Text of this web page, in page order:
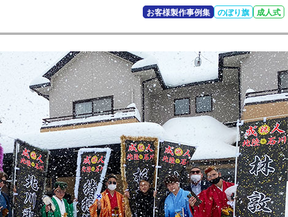
お客様製作事例集 のぼり旗 成人式